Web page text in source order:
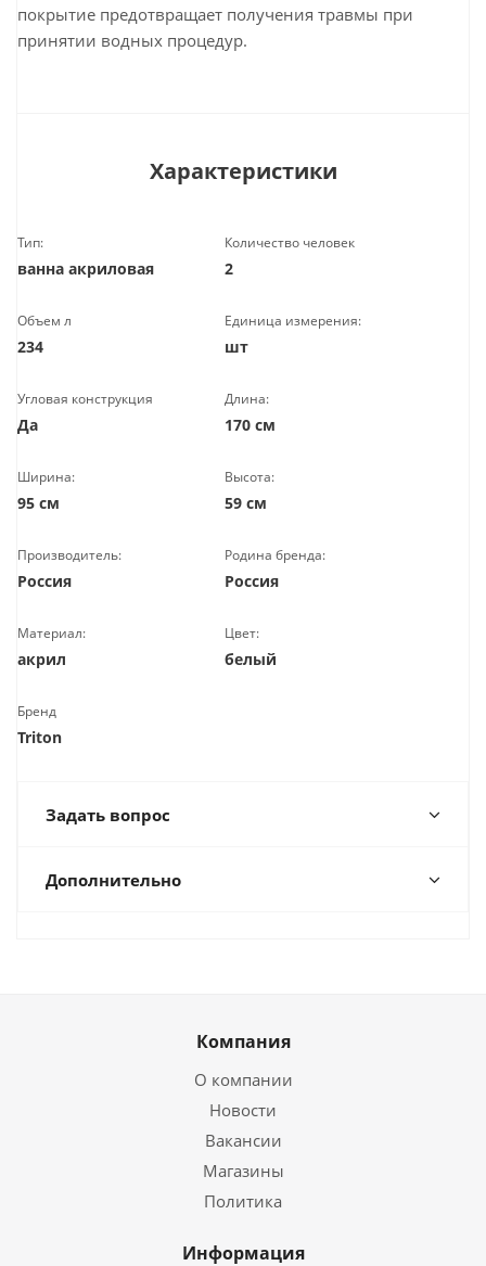
покрытие предотвращает получения травмы при
принятии водных процедур.
Характеристики
Тип:
ванна акриловая
Количество человек
2
Объем л
234
Единица измерения:
шт
Угловая конструкция
Да
Длина:
170 см
Ширина:
95 см
Высота:
59 см
Производитель:
Россия
Родина бренда:
Россия
Материал:
акрил
Цвет:
белый
Бренд
Triton
Задать вопрос
Дополнительно
Компания
О компании
Новости
Вакансии
Магазины
Политика
Информация